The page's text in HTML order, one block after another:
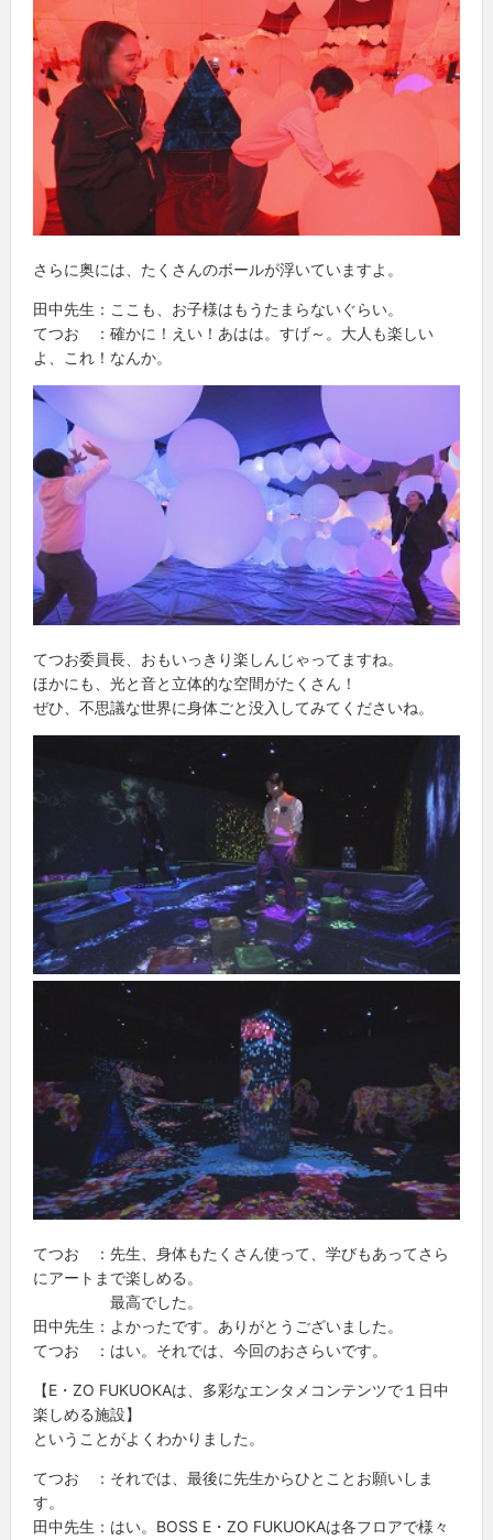
さらに奥には、たくさんのボールが浮いていますよ。
田中先生：ここも、お子様はもうたまらないぐらい。
てつお ：確かに！えい！あはは。すげ～。大人も楽しい
よ、これ！なんか。
てつお委員長、おもいっきり楽しんじゃってますね。
ほかにも、光と音と立体的な空間がたくさん！
ぜひ、不思議な世界に身体ごと没入してみてくださいね。
てつお ：先生、身体もたくさん使って、学びもあってさら
にアートまで楽しめる。
最高でした。
田中先生：よかったです。ありがとうございました。
てつお ：はい。それでは、今回のおさらいです。
【E・ZO FUKUOKAは、多彩なエンタメコンテンツで１日中
楽しめる施設】
ということがよくわかりました。
てつお ：それでは、最後に先生からひとことお願いしま
す。
田中先生：はい。BOSS E・ZO FUKUOKAは各フロアで様々